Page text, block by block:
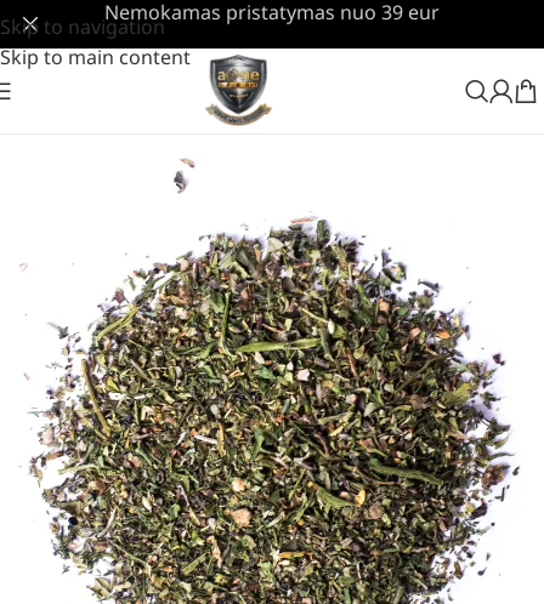
Skip to navigation
Skip to main content
Nemokamas pristatymas nuo 39 eur